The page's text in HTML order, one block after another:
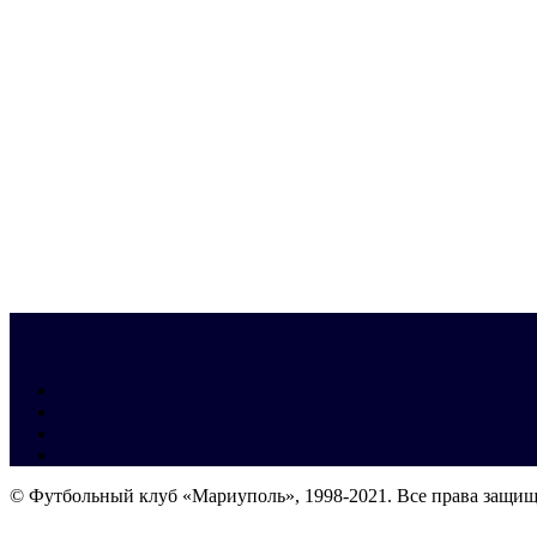
© Футбольный клуб «Мариуполь», 1998-2021. Все права